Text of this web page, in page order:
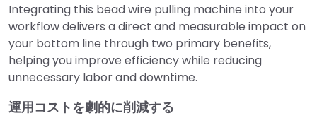
Integrating this bead wire pulling machine into your
workflow delivers a direct and measurable impact on
your bottom line through two primary benefits,
helping you improve efficiency while reducing
unnecessary labor and downtime.
運用コストを劇的に削減する